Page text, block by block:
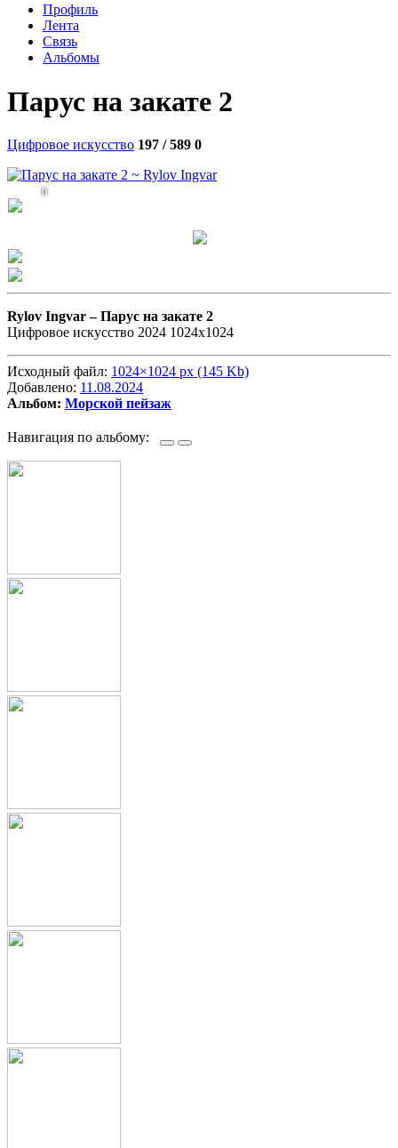
Профиль
Лента
Связь
Альбомы
Парус на закате 2
Цифровое искусство 197 / 589 0
0
Rylov Ingvar –Парус на закате 2
Цифровое искусство 2024 1024х1024
Исходный файл: 1024×1024 px (145 Kb)
Добавлено: 11.08.2024
Альбом: Морской пейзаж
Навигация по альбому: